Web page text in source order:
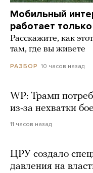
Мобильный
работает
Расскажите, как
там, где вы живете
РАЗБОР 10 часов назад
WP: Трамп
из-за нехватки
11 часов назад
ЦРУ создало
давления на